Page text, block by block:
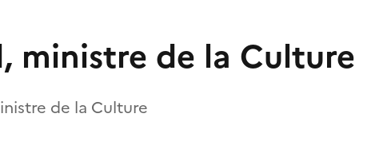
ministre de la Culture
de la Culture